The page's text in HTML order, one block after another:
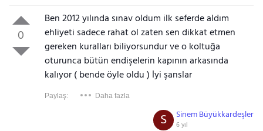
0
Ben 2012 yılında sınav oldum ilk seferde aldım
ehliyeti sadece rahat ol zaten sen dikkat etmen
gereken kuralları biliyorsundur ve o koltuğa
oturunca bütün endişelerin kapının arkasında
kalıyor ( bende öyle oldu ) İyi şanslar
Paylaş: Daha fazla
Sinem Büyükkardeşler
6 yıl
S